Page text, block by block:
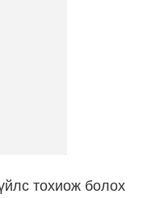
тохиож болох